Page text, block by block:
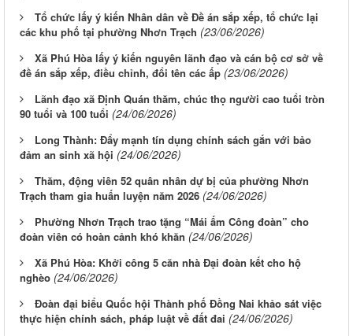
Tổ chức lấy ý kiến Nhân dân về Đề án sắp xếp, tổ chức lại
các khu phố tại phường Nhơn Trạch (23/06/2026)
Xã Phú Hòa lấy ý kiến nguyên lãnh đạo và cán bộ cơ sở về
đề án sắp xếp, điều chỉnh, đổi tên các ấp (23/06/2026)
Lãnh đạo xã Định Quán thăm, chúc thọ người cao tuổi tròn
90 tuổi và 100 tuổi (24/06/2026)
Long Thành: Đẩy mạnh tín dụng chính sách gắn với bảo
đảm an sinh xã hội (24/06/2026)
Thăm, động viên 52 quân nhân dự bị của phường Nhơn
Trạch tham gia huấn luyện năm 2026 (24/06/2026)
Phường Nhơn Trạch trao tặng “Mái ấm Công đoàn” cho
đoàn viên có hoàn cảnh khó khăn (24/06/2026)
Xã Phú Hòa: Khởi công 5 căn nhà Đại đoàn kết cho hộ
nghèo (24/06/2026)
Đoàn đại biểu Quốc hội Thành phố Đồng Nai khảo sát việc
thực hiện chính sách, pháp luật về đất đai (24/06/2026)